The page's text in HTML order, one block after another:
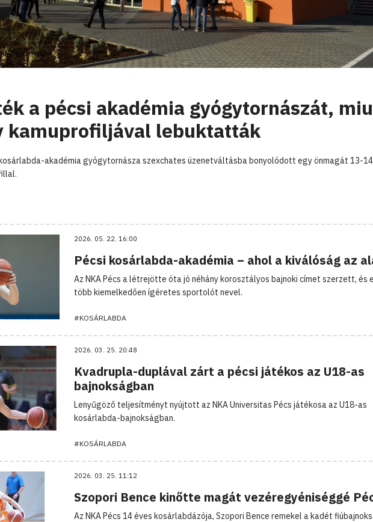
a pécsi akadémia gyógytornászát,
kamuprofiljával lebuktatták
akadémia gyógytornásza szexchates üzenetváltásba bonyolódott egy önmagát 13-
2026. 05. 22. 16:00
Pécsi kosárlabda-akadémia – ahol a kiválóság az
Az NKA Pécs a létrejötte óta jó néhány korosztályos bajnoki címet szerzett, és
több kiemelkedően ígéretes sportolót nevel.
#KOSÁRLABDA
2026. 03. 25. 20:48
Kvadrupla-duplával zárt a pécsi játékos az U18-as
bajnokságban
Lenyűgöző teljesítményt nyújtott az NKA Universitas Pécs játékosa az U18-as
kosárlabda-bajnokságban.
#KOSÁRLABDA
2026. 03. 25. 11:12
Szopori Bence kinőtte magát vezéregyéniséggé
Az NKA Pécs 14 éves kosárlabdázója, Szopori Bence remekel a kadét